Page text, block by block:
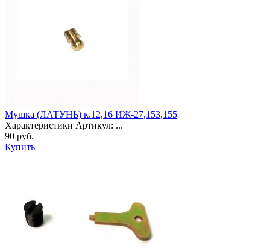
Мушка (ЛАТУНЬ) к.12,16 ИЖ-27,153,155
Характеристики Артикул: ...
90 руб.
Купить